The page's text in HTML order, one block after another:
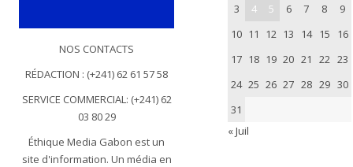
NOS CONTACTS
RÉDACTION : (+241) 62 61 57 58
SERVICE COMMERCIAL: (+241) 62
03 80 29
Éthique Media Gabon est un
site d'information. Un média en
3
4 5 6 7 8
9
10 11 12 13 14 15
16
17 18 19 20 21 22 23
24 25 26 27 28 29 30
31
« Juil